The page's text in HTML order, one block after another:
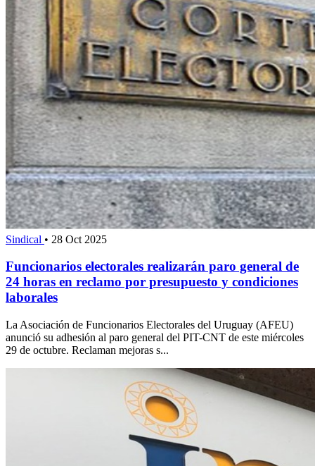
Sindical • 28 Oct 2025
Funcionarios electorales realizarán paro general de
24 horas en reclamo por presupuesto y condiciones
laborales
La Asociación de Funcionarios Electorales del Uruguay (AFEU)
anunció su adhesión al paro general del PIT-CNT de este miércoles
29 de octubre. Reclaman mejoras s...